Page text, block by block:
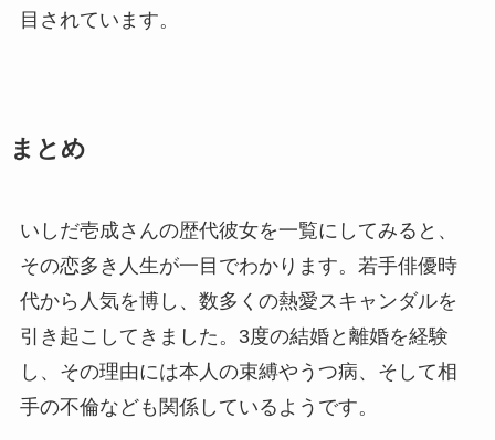
目されています。
まとめ
いしだ壱成さんの歴代彼女を一覧にしてみると、
その恋多き人生が一目でわかります。若手俳優時
代から人気を博し、数多くの熱愛スキャンダルを
引き起こしてきました。3度の結婚と離婚を経験
し、その理由には本人の束縛やうつ病、そして相
手の不倫なども関係しているようです。